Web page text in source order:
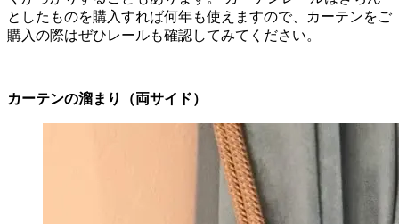
としたものを購入すれば何年も使えますので、カーテンをご
購入の際はぜひレールも確認してみてください。
カーテンの溜まり（両サイド）